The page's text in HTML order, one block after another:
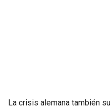
La crisis alemana también